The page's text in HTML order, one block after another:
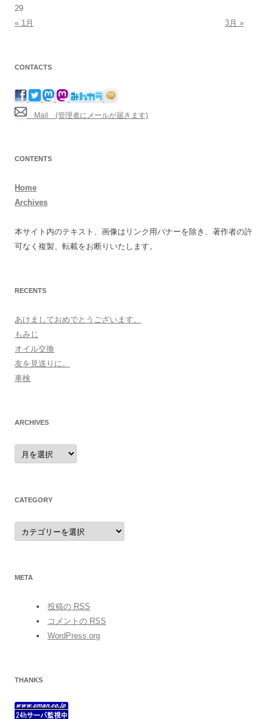
29
« 1月
3月 »
CONTACTS
Mail (管理者にメールが届きます)
CONTENTS
Home
Archives
本サイト内のテキスト、画像はリンク用バナーを除き、著作者の許
可なく複製、転載をお断りいたします。
RECENTS
あけましておめでとうございます。
もみじ
オイル交換
友を見送りに。
車検
ARCHIVES
archives
CATEGORY
category
META
投稿の RSS
コメントの RSS
WordPress.org
THANKS